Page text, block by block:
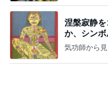
涅槃寂静
か、シン
ことが
気功師から